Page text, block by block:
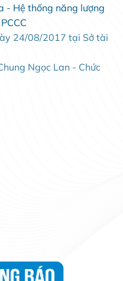
- Hệ thống năng lượng
24/08/2017 tại Sở tài
Ngọc Lan - Chức